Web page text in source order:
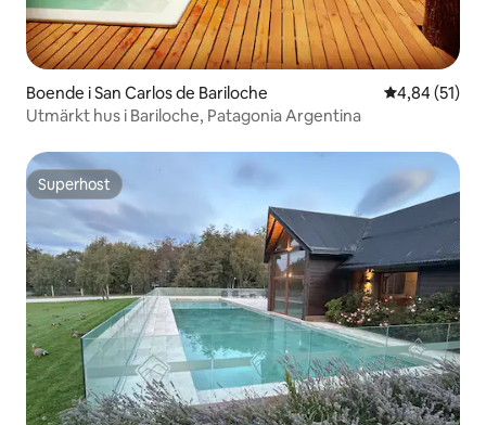
Boende i San Carlos de Bariloche 4,84 av 5 i
4,84 (51)
Utmärkt hus i Bariloche, Patagonia Argentina
Superhost
Superhost